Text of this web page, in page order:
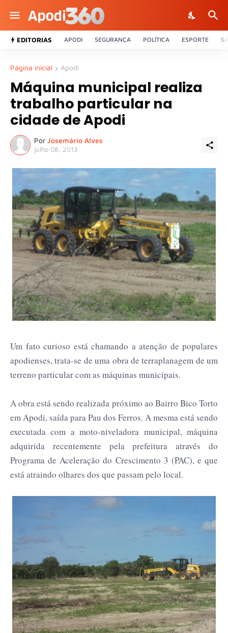
EDITORIAS APODI SEGURANÇA POLÍTICA ESPORTE
Página inicial Apodi
Máquina municipal realiza
trabalho particular na
cidade de Apodi
Por Josemário Alves
julho 08, 2013
Um fato curioso está chamando a atenção de populares
apodienses, trata-se de uma obra de terraplanagem de um
terreno particular com as máquinas municipais.
A obra está sendo realizada próximo ao Bairro Bico Torto
em Apodi, saída para Pau dos Ferros. A mesma está sendo
executada com a moto-niveladora municipal, máquina
adquirida recentemente pela prefeitura através do
Programa de Aceleração do Crescimento 3 (PAC), e que
está atraindo olhares dos que passam pelo local.